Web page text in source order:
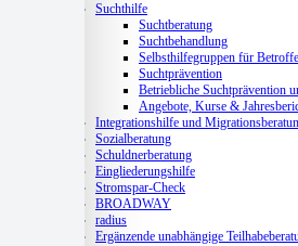
Suchthilfe
Suchtberatung
Suchtbehandlung
Selbsthilfegruppen für
Suchtprävention
Betriebliche Suchtprävention
Angebote, Kurse &
Integrationshilfe und
Sozialberatung
Schuldnerberatung
Eingliederungshilfe
Stromspar-Check
BROADWAY
radius
Ergänzende unabhängige